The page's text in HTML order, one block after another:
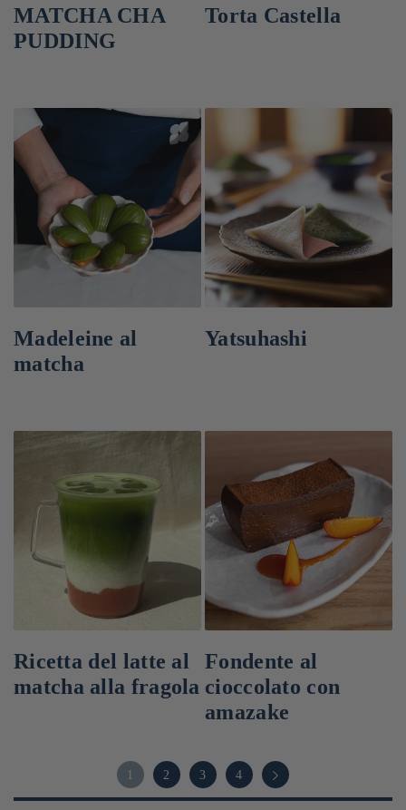
MATCHA CHA
PUDDING
Torta Castella
Madeleine al
matcha
Yatsuhashi
Ricetta del latte al
matcha alla fragola
Fondente al
cioccolato con
amazake
1 2 3 4